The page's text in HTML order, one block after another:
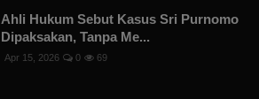
Ahli Hukum Sebut Kasus Sri Purnomo
Dipaksakan, Tanpa Me...
Apr 15, 2026 0 69